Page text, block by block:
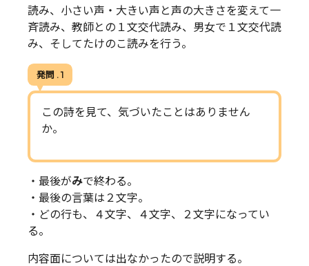
読み、小さい声・大きい声と声の大きさを変えて一
斉読み、教師との１文交代読み、男女で１文交代読
み、そしてたけのこ読みを行う。
発問 . 1
この詩を見て、気づいたことはありません
か。
・最後がみで終わる。
・最後の言葉は２文字。
・どの行も、４文字、４文字、２文字になってい
る。
内容面については出なかったので説明する。